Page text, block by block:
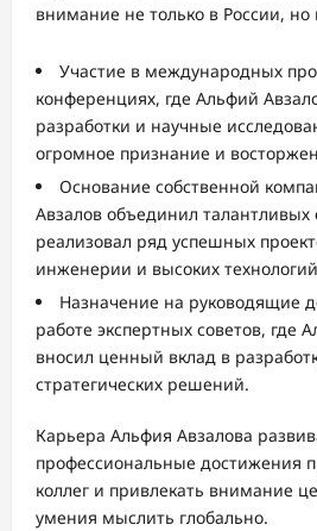
внимание не только в России,
Участие в международных
конференциях, где Альфий
разработки и научные
огромное признание и
Основание собственной
Авзалов объединил талантливых
реализовал ряд успешных
инженерии и высоких
Назначение на руководящие
работе экспертных советов, где
вносил ценный вклад в
стратегических решений.
Карьера Альфия Авзалова
профессиональные достижения
коллег и привлекать внимание
умения мыслить глобально.